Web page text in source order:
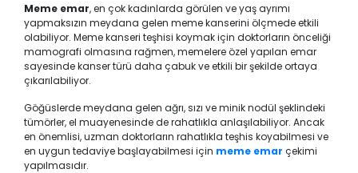
Meme emar, en çok kadınlarda görülen ve yaş ayrımı
yapmaksızın meydana gelen meme kanserini ölçmede etkili
olabiliyor. Meme kanseri teşhisi koymak için doktorların önceliği
mamografi olmasına rağmen, memelere özel yapılan emar
sayesinde kanser türü daha çabuk ve etkili bir şekilde ortaya
çıkarılabiliyor.
Göğüslerde meydana gelen ağrı, sızı ve minik nodül şeklindeki
tümörler, el muayenesinde de rahatlıkla anlaşılabiliyor. Ancak
en önemlisi, uzman doktorların rahatlıkla teşhis koyabilmesi ve
en uygun tedaviye başlayabilmesi için meme emar çekimi
yapılmasıdır.